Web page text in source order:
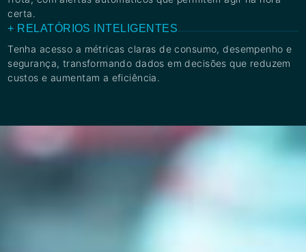
certa.
+ RELATÓRIOS INTELIGENTES
Tenha acesso a métricas claras de consumo, desempenho e
segurança, transformando dados em decisões que reduzem
custos e aumentam a eficiência.